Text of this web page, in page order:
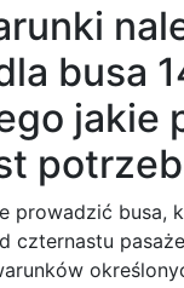
busa
jakie
prowadzić busa,
czternastu